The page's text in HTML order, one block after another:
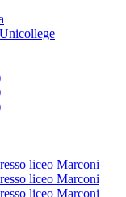
liceo Marconi
liceo Marconi
liceo Marconi